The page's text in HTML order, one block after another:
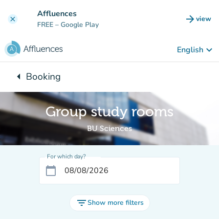
clear Affluences
FREE – Google Play arrow_forward view
(new
English keyboard_arrow_down
arrow_leftBack to:
Booking
Group study rooms
BU Sciences
For which day?
calendar_today
filter_listShow more filters